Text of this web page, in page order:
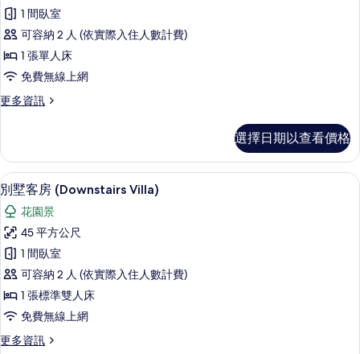
有
相
片
room)
的
情
示
雙
床
房
(Upstairs
Villa)
有
相
片
1 間臥室
可容納 2 人 (依實際入住人數計費)
1 張單人床
免費無線上網
更多資訊
更
房
(Upstairs
Villa)
的
詳
情
選擇日期以查看價格
顯
示
別
墅
客
房
(Downstairs
Villa)
的
20
別墅客房 (Downstairs Villa)
花園景
45 平方公尺
1 間臥室
可容納 2 人 (依實際入住人數計費)
1 張標準雙人床
免費無線上網
更多資訊
更